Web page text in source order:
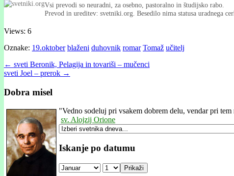
Vsi prevodi so neuradni, za osebno, pastoralno in študijsko rabo.
Prevod in ureditev: svetniki.org. Besedilo nima statusa uradnega
Views: 6
Oznake: 19.oktober blaženi duhovnik romar Tomaž učitelj
Post
navigation
← sveti Beronik, Pelagija in tovariši – mučenci
sveti Joel – prerok →
Dobra misel
"Vedno sodeluj pri vsakem dobrem delu, vendar pri
sv. Alojzij Orione
Iskanje po datumu
Prikaži